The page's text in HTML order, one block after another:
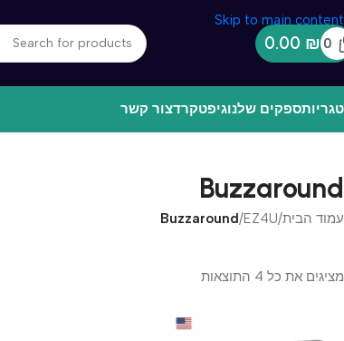
Skip to main content
0
0.00 ₪
ספקים שלנוגיפטקרדצור קשר
Buzzaround
עמוד הבית/
EZ4U
/
Buzzaround
מציגים את כל ⁦4⁩ התוצאות